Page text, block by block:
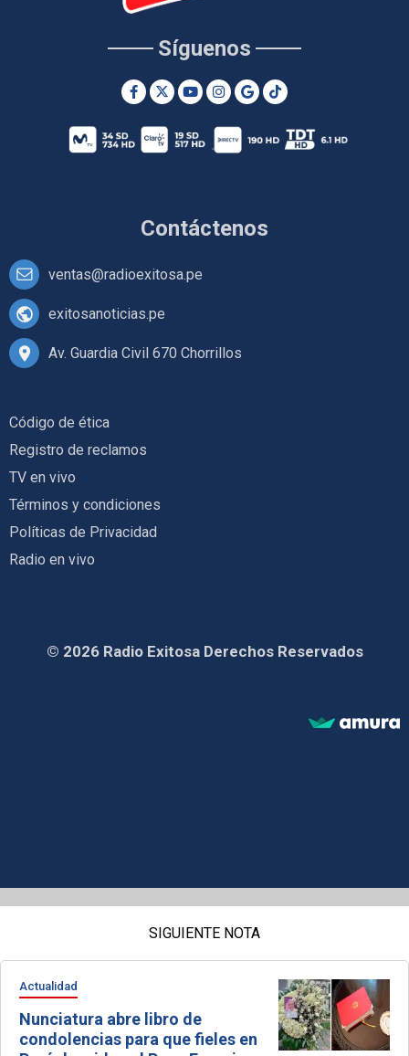
Contáctenos
ventas@radioexitosa.pe
exitosanoticias.pe
Av. Guardia Civil 670 Chorrillos
Síguenos
Código de ética
Registro de reclamos
TV en vivo
Términos y condiciones
Políticas de Privacidad
Radio en vivo
© 2026 Radio Exitosa Derechos Reservados
SIGUIENTE NOTA
Actualidad
Nunciatura abre libro de
condolencias para que fieles en